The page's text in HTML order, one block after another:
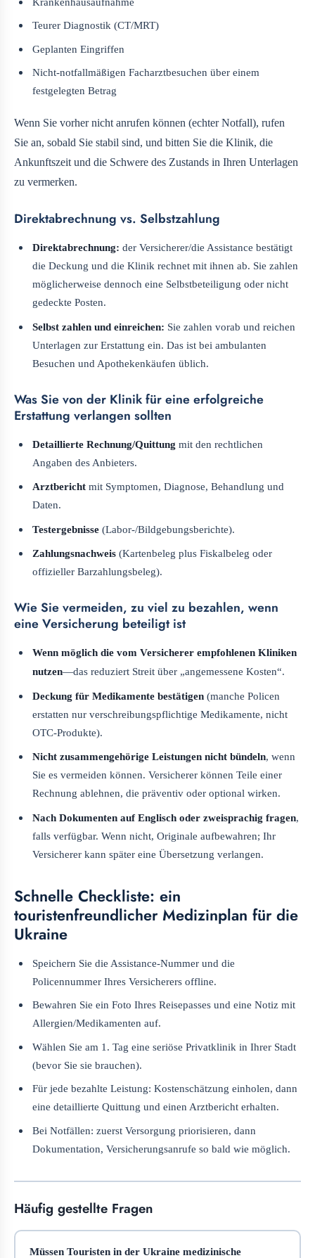
Teurer Diagnostik (CT/MRT)
Geplanten Eingriffen
Nicht-notfallmäßigen Facharztbesuchen über einem
festgelegten Betrag
Wenn Sie vorher nicht anrufen können (echter Notfall), rufen
Sie an, sobald Sie stabil sind, und bitten Sie die Klinik, die
Ankunftszeit und die Schwere des Zustands in Ihren Unterlagen
zu vermerken.
Direktabrechnung vs. Selbstzahlung
Direktabrechnung: der Versicherer/die Assistance bestätigt
die Deckung und die Klinik rechnet mit ihnen ab. Sie zahlen
möglicherweise dennoch eine Selbstbeteiligung oder nicht
gedeckte Posten.
Selbst zahlen und einreichen: Sie zahlen vorab und reichen
Unterlagen zur Erstattung ein. Das ist bei ambulanten
Besuchen und Apothekenkäufen üblich.
Was Sie von der Klinik für eine erfolgreiche
Erstattung verlangen sollten
Detaillierte Rechnung/Quittung mit den rechtlichen
Angaben des Anbieters.
Arztbericht mit Symptomen, Diagnose, Behandlung und
Daten.
Testergebnisse (Labor-/Bildgebungsberichte).
Zahlungsnachweis (Kartenbeleg plus Fiskalbeleg oder
offizieller Barzahlungsbeleg).
Wie Sie vermeiden, zu viel zu bezahlen, wenn
eine Versicherung beteiligt ist
Wenn möglich die vom Versicherer empfohlenen Kliniken
nutzen—das reduziert Streit über „angemessene Kosten“.
Deckung für Medikamente bestätigen (manche Policen
erstatten nur verschreibungspflichtige Medikamente, nicht
OTC-Produkte).
Nicht zusammengehörige Leistungen nicht bündeln, wenn
Sie es vermeiden können. Versicherer können Teile einer
Rechnung ablehnen, die präventiv oder optional wirken.
Nach Dokumenten auf Englisch oder zweisprachig fragen,
falls verfügbar. Wenn nicht, Originale aufbewahren; Ihr
Versicherer kann später eine Übersetzung verlangen.
Schnelle Checkliste: ein
touristenfreundlicher Medizinplan für die
Ukraine
Speichern Sie die Assistance-Nummer und die
Policennummer Ihres Versicherers offline.
Bewahren Sie ein Foto Ihres Reisepasses und eine Notiz mit
Allergien/Medikamenten auf.
Wählen Sie am 1. Tag eine seriöse Privatklinik in Ihrer Stadt
(bevor Sie sie brauchen).
Für jede bezahlte Leistung: Kostenschätzung einholen, dann
eine detaillierte Quittung und einen Arztbericht erhalten.
Bei Notfällen: zuerst Versorgung priorisieren, dann
Dokumentation, Versicherungsanrufe so bald wie möglich.
Häufig gestellte Fragen
Müssen Touristen in der Ukraine medizinische